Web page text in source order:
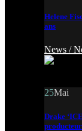
Helene
ans
News /
25Mai
Drake